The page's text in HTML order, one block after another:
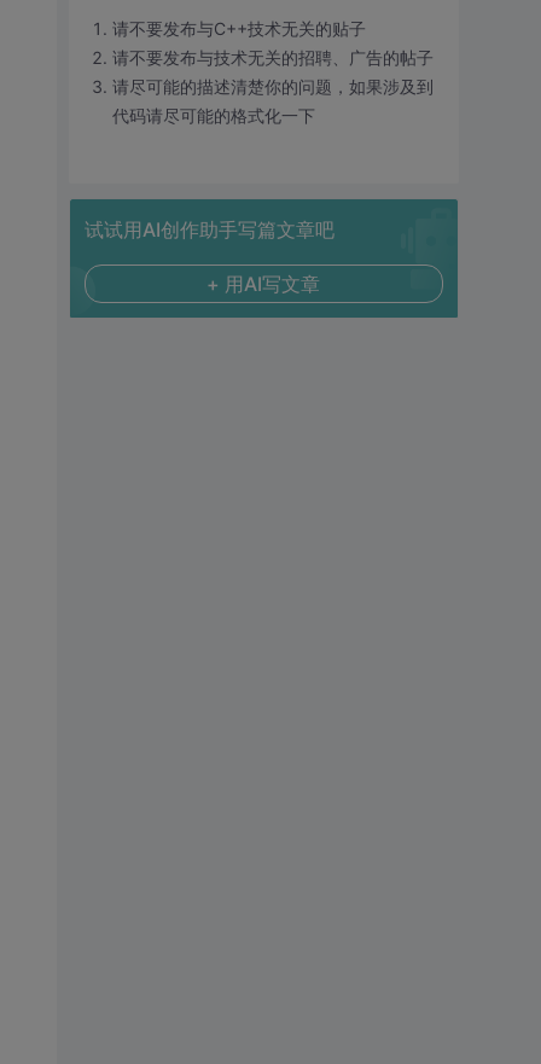
请不要发布与C++技术无关的贴子
请不要发布与技术无关的招聘、广告的帖子
请尽可能的描述清楚你的问题，如果涉及到
代码请尽可能的格式化一下
试试用AI创作助手写篇文章吧
+ 用AI写文章